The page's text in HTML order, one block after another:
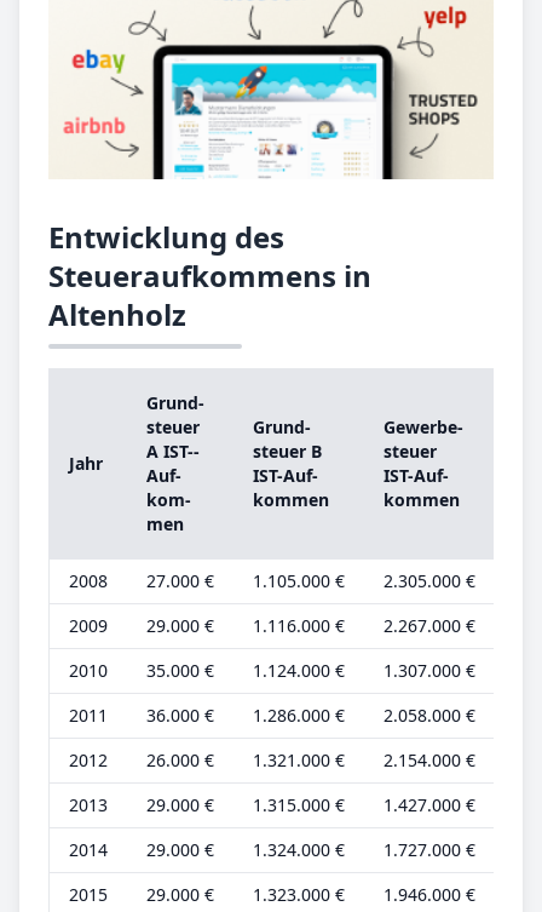
Entwicklung des
Steueraufkommens in
Altenholz
Jahr
Grund­
steu­er
A IST-­
Auf­
kom­
men
Grund­
steu­er B
IST-­Auf­
kom­men
Ge­wer­be­
steu­er
IST-­Auf­
kom­men
2008 27.000 € 1.105.000 € 2.305.000 €
2009
29.000 € 1.116.000 € 2.267.000 €
2010
35.000 € 1.124.000 € 1.307.000 €
2011
36.000 € 1.286.000 € 2.058.000 €
2012
26.000 € 1.321.000 € 2.154.000 €
2013
29.000 € 1.315.000 € 1.427.000 €
2014
29.000 € 1.324.000 € 1.727.000 €
2015
29.000 € 1.323.000 € 1.946.000 €